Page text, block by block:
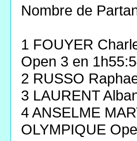
Nombre de
1 FOUYER
Open 3 en
2 RUSSO
3 LAURENT
4 ANSELME
OLYMPIQUE